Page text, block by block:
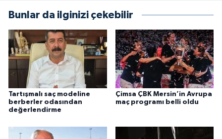
Bunlar da ilginizi çekebilir
Tartışmalı saç modeline
berberler odasından
değerlendirme
Çimsa ÇBK Mersin’in Avrupa
maç programı belli oldu